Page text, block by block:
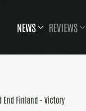
NEWS REVIEWS
End Finland - Victory